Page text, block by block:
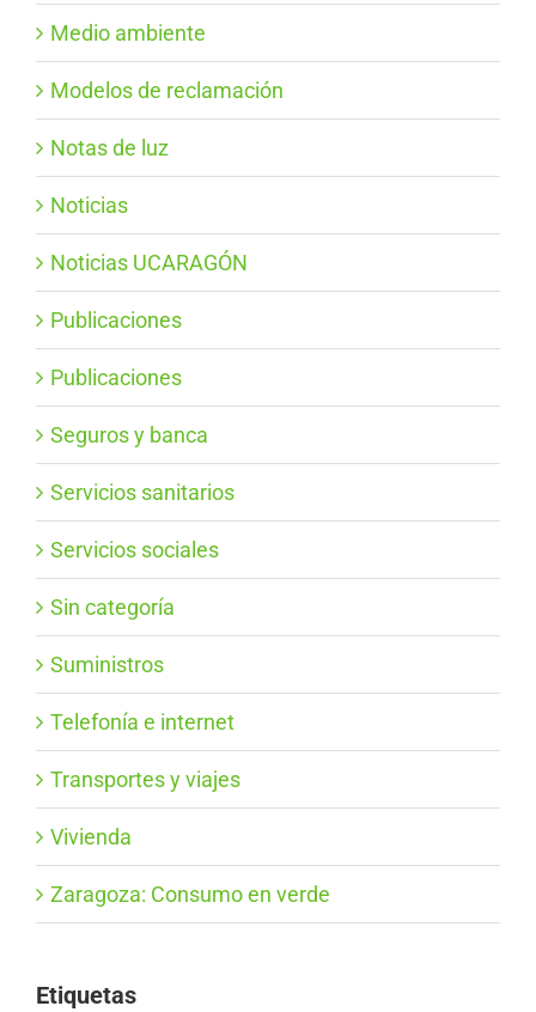
Medio ambiente
Modelos de reclamación
Notas de luz
Noticias
Noticias UCARAGÓN
Publicaciones
Publicaciones
Seguros y banca
Servicios sanitarios
Servicios sociales
Sin categoría
Suministros
Telefonía e internet
Transportes y viajes
Vivienda
Zaragoza: Consumo en verde
Etiquetas